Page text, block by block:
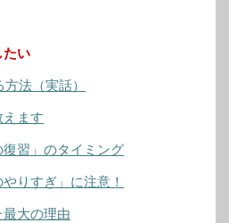
い
法（実話）
ます
習」のタイミング
りすぎ」に注意！
大の理由